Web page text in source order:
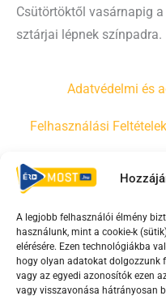
A legjobb felhasználói élmény
használunk, mint a cookie-k
elérésére. Ezen technológiákba
hogy olyan adatokat dolgozzunk
vagy az egyedi azonosítók ezen
vagy visszavonása hátrányosan
Csütörtöktől vasárnapig
sztárjai lépnek színpadra.
Adatvédelmi és
Felhasználási Feltételek
Irányelvek
F
a
c
e
Y
o
u
t
T
i
k
t